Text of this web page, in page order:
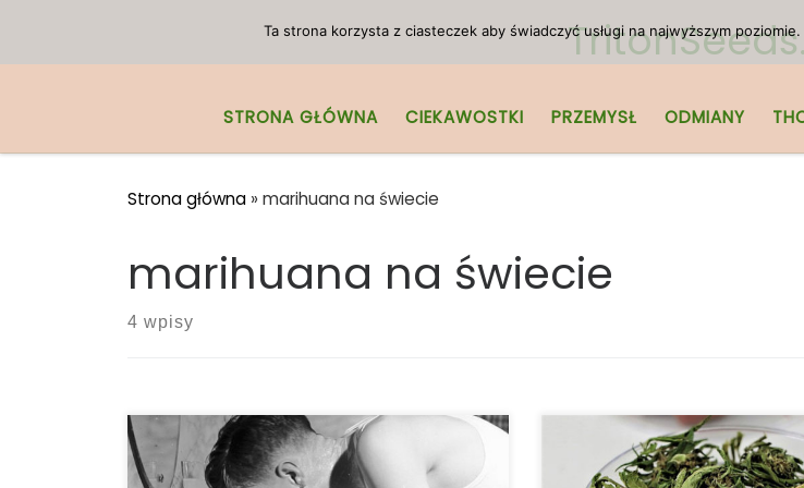
STRONA GŁÓWNA CIEKAWOSTKI PRZEMYSŁ ODMIANY
Strona główna » marihuana na świecie
marihuana na świecie
4 wpisy
W następstwie globalnej pandemii
koronawirusa urzędnicy rządowi wydali
Brazylia zatwierdza medyczną
ale nie pozwala na uprawę
Ta strona korzysta z ciasteczek aby świadczyć usługi na najwyższym poziomie.